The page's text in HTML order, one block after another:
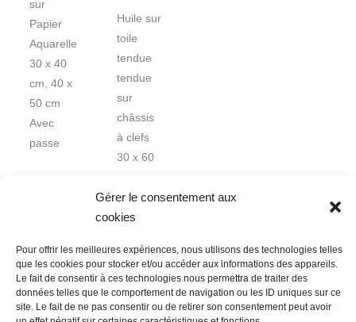
Gérer le consentement aux
cookies
Pour offrir les meilleures expériences, nous utilisons des technologies telles
que les cookies pour stocker et/ou accéder aux informations des appareils.
Le fait de consentir à ces technologies nous permettra de traiter des
données telles que le comportement de navigation ou les ID uniques sur ce
site. Le fait de ne pas consentir ou de retirer son consentement peut avoir
sur
Papier
Aquarelle
30 x 40
cm, 40 x
50 cm
Avec
passe
Huile sur
toile
tendue
tendue
sur
châssis
à clefs
30 x 60
Nous contacter
Conditions Générales de Ventes